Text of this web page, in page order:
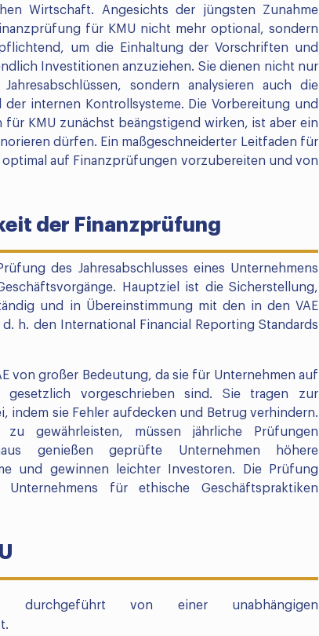
Wirtschaft. Angesichts der jüngsten Zunahme
für KMU nicht mehr optional, sondern
um die Einhaltung der Vorschriften und
Investitionen anzuziehen. Sie dienen nicht nur
sondern analysieren auch die
der internen Kontrollsysteme. Die Vorbereitung und
KMU zunächst beängstigend wirken, ist aber ein
dürfen. Ein maßgeschneiderter Leitfaden für
optimal auf Finanzprüfungen vorzubereiten und von
der Finanzprüfung
des Jahresabschlusses eines Unternehmens
Hauptziel ist die Sicherstellung,
und in Übereinstimmung mit den in den VAE
h. den International Financial Reporting Standards
von großer Bedeutung, da sie für Unternehmen auf
vorgeschrieben sind. Sie tragen zur
indem sie Fehler aufdecken und Betrug verhindern.
gewährleisten, müssen jährliche Prüfungen
genießen geprüfte Unternehmen höhere
und gewinnen leichter Investoren. Die Prüfung
für ethische Geschäftspraktiken
durchgeführt von einer unabhängigen